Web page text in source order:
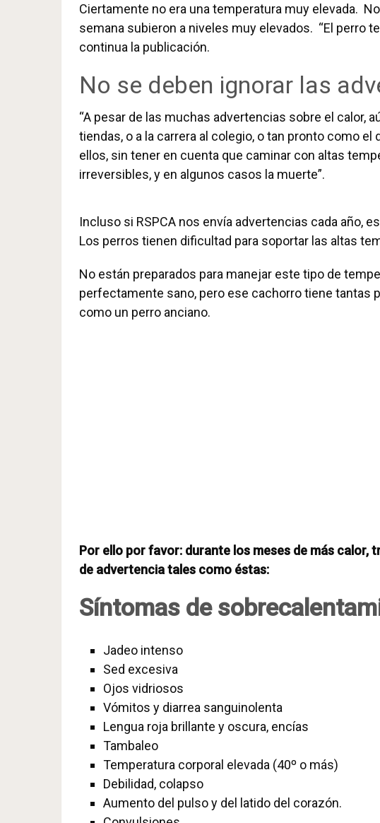
Ciertamente no era una temperatura muy elevada.
semana subieron a niveles muy elevados. “El perro
continua la publicación.
No se deben ignorar las
“A pesar de las muchas advertencias sobre el calor,
tiendas, o a la carrera al colegio, o tan pronto como
ellos, sin tener en cuenta que caminar con altas
irreversibles, y en algunos casos la muerte”.
Incluso si RSPCA nos envía advertencias cada año,
Los perros tienen dificultad para soportar las altas
No están preparados para manejar este tipo de
perfectamente sano, pero ese cachorro tiene tantas
como un perro anciano.
Por ello por favor: durante los meses de más calor,
de advertencia tales como éstas:
Síntomas de
Jadeo intenso
Sed excesiva
Ojos vidriosos
Vómitos y diarrea sanguinolenta
Lengua roja brillante y oscura, encías
Tambaleo
Temperatura corporal elevada (40º o más)
Debilidad, colapso
Aumento del pulso y del latido del corazón.